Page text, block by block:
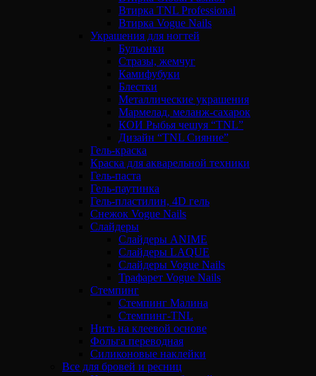
Втирка TNL Professional
Втирка Vogue Nails
Украшения для ногтей
Бульонки
Стразы, жемчуг
Камифубуки
Блестки
Металлические украшения
Мармелад, меланж-сахарок
КОИ Рыбья чешуя “TNL”
Дизайн “TNL Сияние”
Гель-краска
Краска для акварельной техники
Гель-паста
Гель-паутинка
Гель-пластилин, 4D гель
Снежок Vogue Nails
Слайдеры
Слайдеры ANIME
Слайдеры LAQUE
Слайдеры Vogue Nails
Трафарет Vogue Nails
Стемпинг
Стемпинг Малина
Стемпинг-TNL
Нить на клеевой основе
Фольга переводная
Силиконовые наклейки
Все для бровей и ресниц